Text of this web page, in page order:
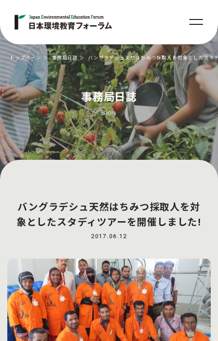
事務局日誌
Blog
トップページ 事務局日誌 バングラデシュ天然はちみつ採取人を対象としたスタ
バングラデシュ天然はちみつ採取人を対
象としたスタディツアーを開催しました!
2017.06.12